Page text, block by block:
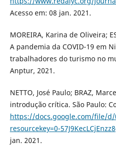
Acesso em: 08 jan. 2021.
MOREIRA, Karina de Oliveira;
A pandemia da COVID-19 em
trabalhadores do turismo no
Anptur, 2021.
NETTO, José Paulo; BRAZ,
introdução crítica. São Paulo:
https://docs.google.com/file/d/
resourcekey=0-
jan. 2021.